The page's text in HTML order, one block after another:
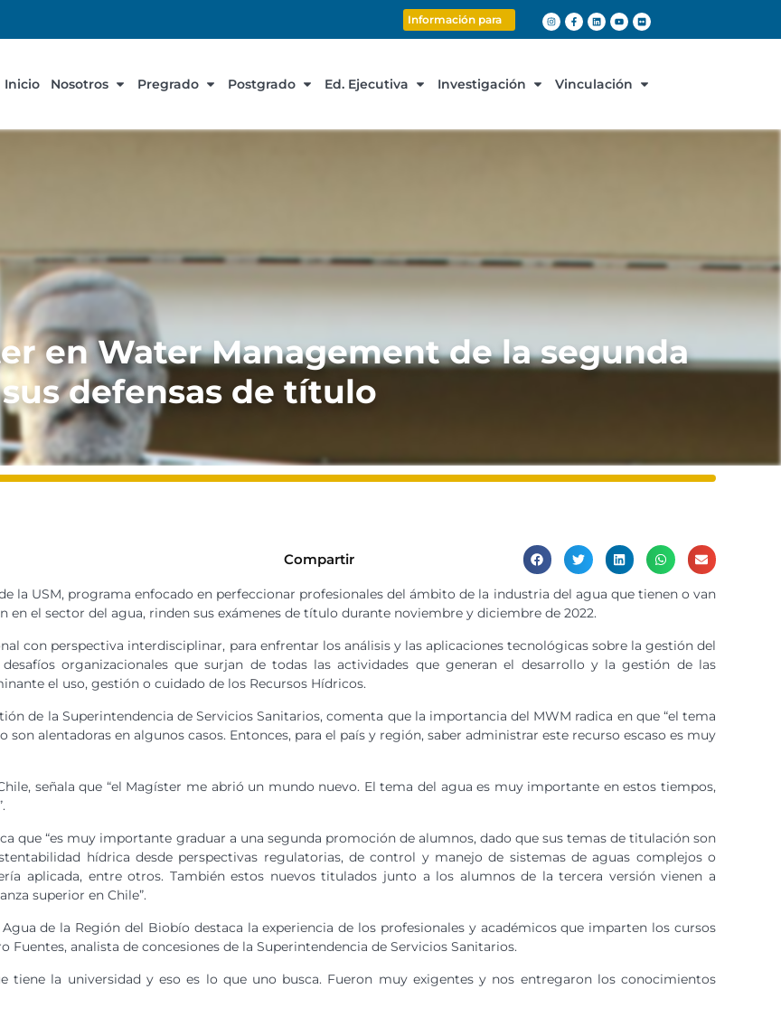
Información para
Inicio Nosotros Pregrado Postgrado Ed. Ejecutiva Investigación Vinculación
en Water Management de la segunda
defensas de título
Compartir
la USM, programa enfocado en perfeccionar profesionales del ámbito de la industria del agua que tienen o van
el sector del agua, rinden sus exámenes de título durante noviembre y diciembre de 2022.
con perspectiva interdisciplinar, para enfrentar los análisis y las aplicaciones tecnológicas sobre la gestión del
organizacionales que surjan de todas las actividades que generan el desarrollo y la gestión de las
el uso, gestión o cuidado de los Recursos Hídricos.
de la Superintendencia de Servicios Sanitarios, comenta que la importancia del MWM radica en que “el tema
alentadoras en algunos casos. Entonces, para el país y región, saber administrar este recurso escaso es muy
señala que “el Magíster me abrió un mundo nuevo. El tema del agua es muy importante en estos tiempos,
que “es muy importante graduar a una segunda promoción de alumnos, dado que sus temas de titulación son
hídrica desde perspectivas regulatorias, de control y manejo de sistemas de aguas complejos o
aplicada, entre otros. También estos nuevos titulados junto a los alumnos de la tercera versión vienen a
superior en Chile”.
de la Región del Biobío destaca la experiencia de los profesionales y académicos que imparten los cursos
analista de concesiones de la Superintendencia de Servicios Sanitarios.
tiene la universidad y eso es lo que uno busca. Fueron muy exigentes y nos entregaron los conocimientos